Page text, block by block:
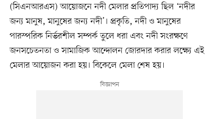
(সিএনআরএস) আয়োজনে নদী মেলার প্রতিপাদ্য ছিল ‘নদীর
জন্য মানুষ, মানুষের জন্য নদী’। প্রকৃতি, নদী ও মানুষের
পারস্পরিক নির্ভরশীল সম্পর্ক তুলে ধরা এবং নদী সংরক্ষণে
জনসচেতনতা ও সামাজিক আন্দোলন জোরদার করার লক্ষ্যে এই
মেলার আয়োজন করা হয়। বিকেলে মেলা শেষ হয়।